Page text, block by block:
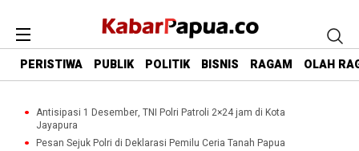
PERISTIWA PUBLIK POLITIK BISNIS RAGAM OLAH
Antisipasi 1 Desember, TNI Polri Patroli 2×24 jam di Kota
Jayapura
Pesan Sejuk Polri di Deklarasi Pemilu Ceria Tanah Papua